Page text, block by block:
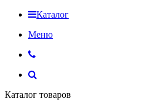
Каталог
Меню
Каталог товаров